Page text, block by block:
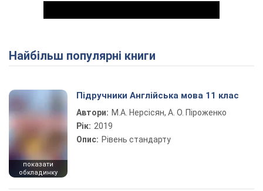
Play Video
Найбільш популярні книги
показати
обкладинку
Підручники Англійська мова 11 клас
Автори: М.А. Нерсісян, А. О. Піроженко
Рік: 2019
Опис: Рівень стандарту